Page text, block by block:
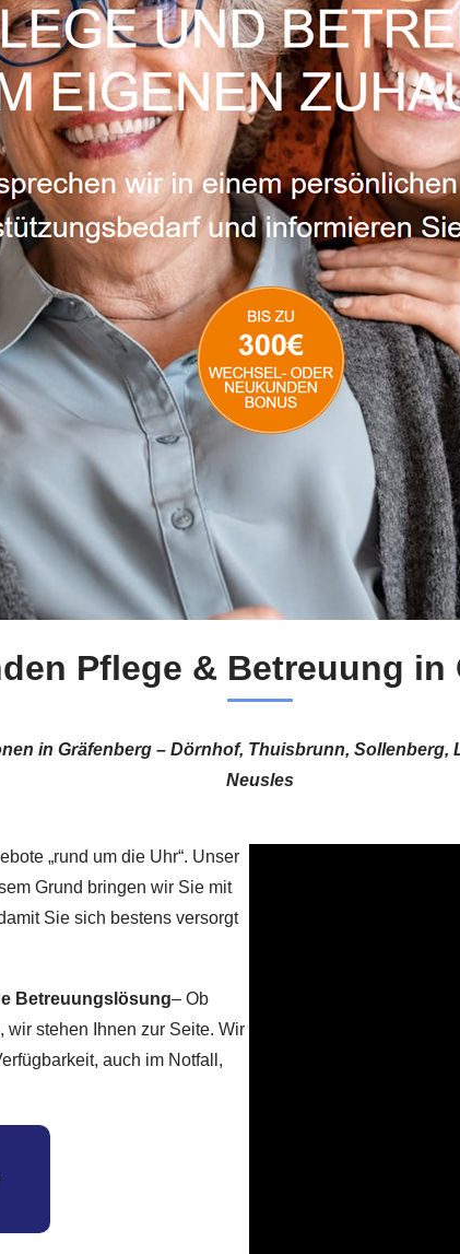
Pflege & Betreuung in
in Gräfenberg – Dörnhof, Thuisbrunn,
Neusles
„rund um die Uhr“. Unser
Grund bringen wir Sie mit
Sie sich bestens versorgt
Betreuungslösung– Ob
wir stehen Ihnen zur Seite. Wir
auch im Notfall,